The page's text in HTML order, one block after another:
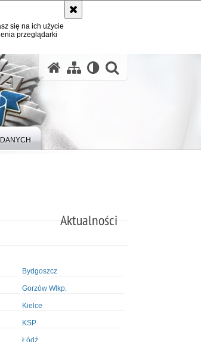
się na ich użycie
przeglądarki
Aktualności
Bydgoszcz
Gorzów Wlkp.
Kielce
KSP
Łódź